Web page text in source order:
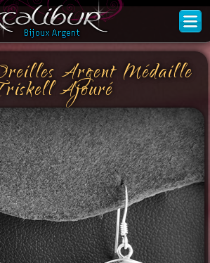
Argent Médaille
Ajouré